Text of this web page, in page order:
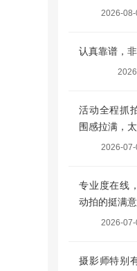
2026-08-
认真靠谱，非
活动全程抓
围感拉满，
2026-07-
专业度在线
动拍的挺满
2026-07-
摄影师特别